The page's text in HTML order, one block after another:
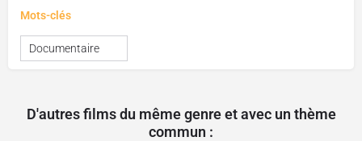
Mots-clés
Documentaire
D'autres films du même genre et avec un thème
commun :